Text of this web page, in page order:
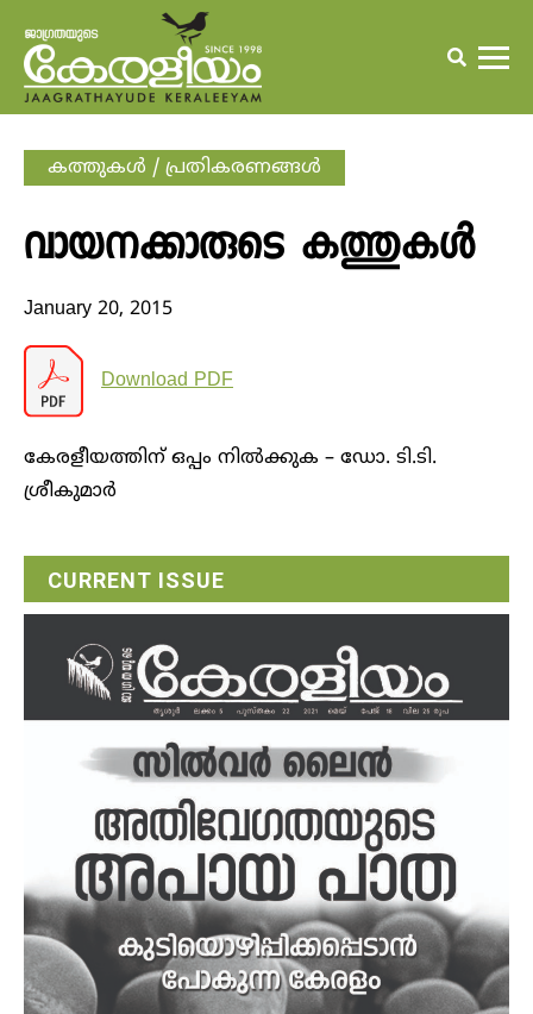
കത്തുകള്‍ / പ്രതികരണങ്ങള്‍
വായനക്കാരുടെ കത്തുകള്‍
January 20, 2015
Download PDF
കേരളീയത്തിന് ഒപ്പം നില്‍ക്കുക – ഡോ. ടി.ടി.
ശ്രീകുമാര്‍
CURRENT ISSUE